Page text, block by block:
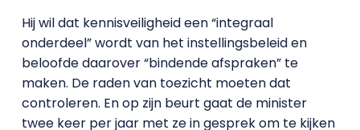
Hij wil dat kennisveiligheid een “integraal
onderdeel” wordt van het instellingsbeleid en
beloofde daarover “bindende afspraken” te
maken. De raden van toezicht moeten dat
controleren. En op zijn beurt gaat de minister
twee keer per jaar met ze in gesprek om te kijken